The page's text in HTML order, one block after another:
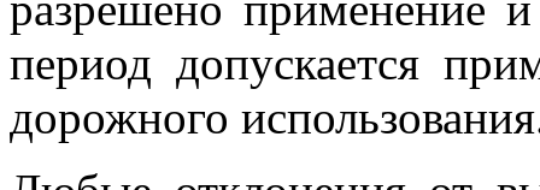
период допускается
дорожного